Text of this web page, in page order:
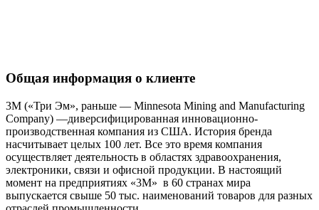
Общая информация о клиенте
3M («Три Эм», раньше — Minnesota Mining and Manufacturing
Company) —диверсифицированная инновационно-
производственная компания из США. История бренда
насчитывает целых 100 лет. Все это время компания
осуществляет деятельность в областях здравоохранения,
электроники, связи и офисной продукции. В настоящий
момент на предприятиях «3M» в 60 странах мира
выпускается свыше 50 тыс. наименований товаров для разных